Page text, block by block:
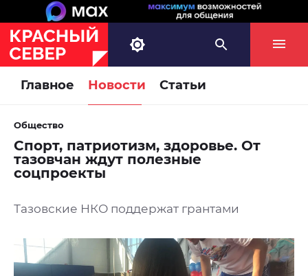
Главное Новости Статьи
Общество
Спорт, патриотизм, здоровье. От
тазовчан ждут полезные
соцпроекты
Тазовские НКО поддержат грантами